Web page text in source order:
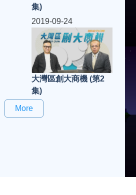
集)
2019-09-24
大灣區創大商機 (第2
集)
More